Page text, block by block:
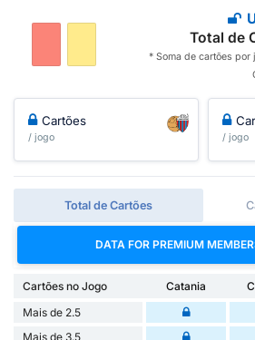
Total de
* Soma de cartões por
Cartões
/ jogo / jogo
Total de Cartões
DATA FOR PREMIUM
Cartões no Jogo Catania
Mais de 2.5
Mais de 3.5